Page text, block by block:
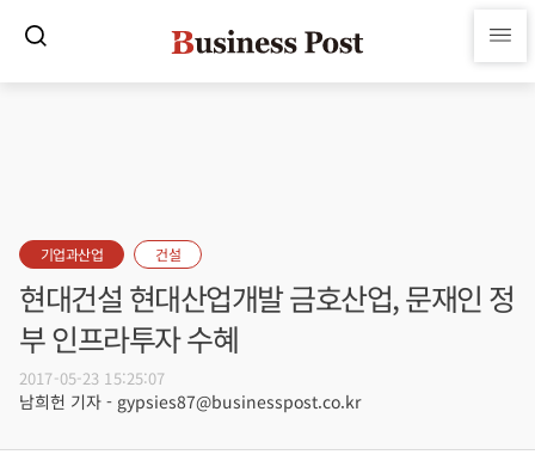
기업과산업 건설
현대건설 현대산업개발 금호산업, 문재인 정
부 인프라투자 수혜
2017-05-23 15:25:07
남희헌 기자 - gypsies87@businesspost.co.kr